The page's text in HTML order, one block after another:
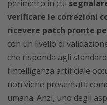
perimetro in cui
verificare le correzioni
ricevere patch pronte
con un livello di
che risponda agli
l’intelligenza artificiale
non viene presentata
umana. Anzi, uno degli